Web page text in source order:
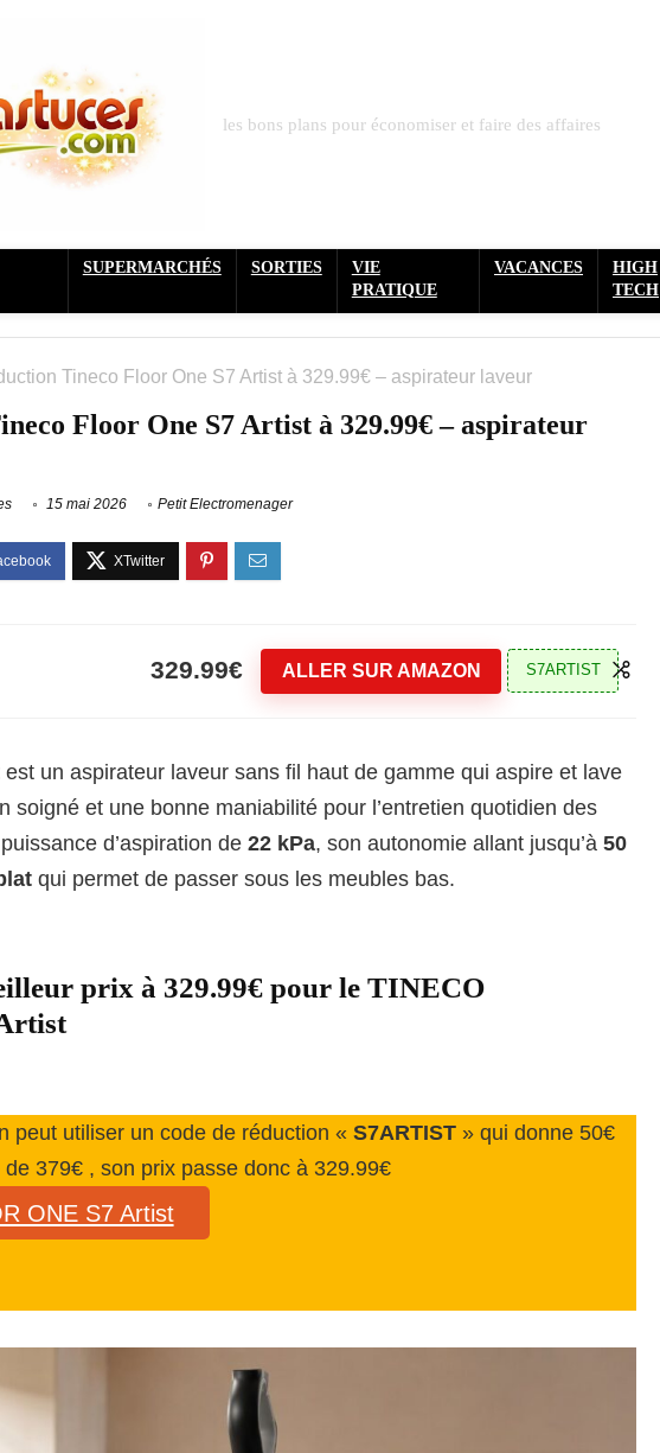
les bons plans pour économiser et faire des affaires
SUPERMARCHÉS SORTIES
VIE
PRATIQUE
VACANCES
HIGH
TECH
Tineco Floor One S7 Artist à 329.99€ – aspirateur laveur
Floor One S7 Artist à 329.99€ – aspirateur
15 mai 2026 Petit Electromenager
329.99€ ALLER SUR AMAZON S7ARTIST
est un aspirateur laveur sans fil haut de gamme qui aspire et lave
soigné et une bonne maniabilité pour l’entretien quotidien des
d’aspiration de 22 kPa, son autonomie allant jusqu’à 50
qui permet de passer sous les meubles bas.
prix à 329.99€ pour le TINECO
peut utiliser un code de réduction « S7ARTIST » qui donne 50€
379€ , son prix passe donc à 329.99€
ONE S7 Artist